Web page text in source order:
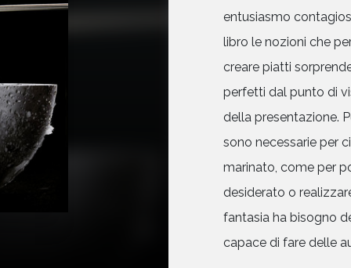
entusiasmo
libro le nozioni che
creare piatti
perfetti dal punto di
della presentazione.
sono necessarie per
marinato, come per
desiderato o
fantasia ha bisogno
capace di fare delle